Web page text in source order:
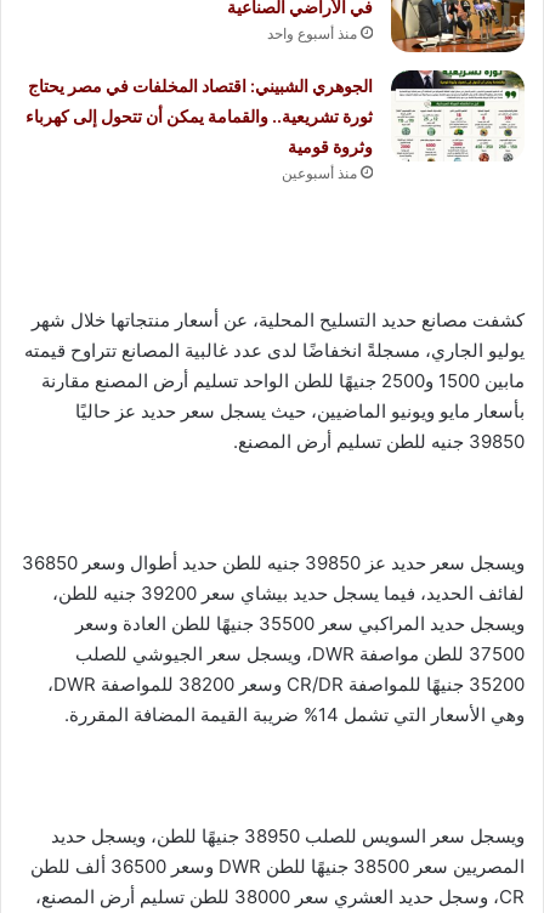
في الأراضي الصناعية
منذ أسبوع واحد
الجوهري الشبيني: اقتصاد المخلفات في مصر يحتاج
ثورة تشريعية.. والقمامة يمكن أن تتحول إلى كهرباء
وثروة قومية
منذ أسبوعين
كشفت مصانع حديد التسليح المحلية، عن أسعار منتجاتها خلال شهر
يوليو الجاري، مسجلةً انخفاضًا لدى عدد غالبية المصانع تتراوح قيمته
مابين 1500 و2500 جنيهًا للطن الواحد تسليم أرض المصنع مقارنة
بأسعار مايو ويونيو الماضيين، حيث يسجل سعر حديد عز حاليًا
39850 جنيه للطن تسليم أرض المصنع.
ويسجل سعر حديد عز 39850 جنيه للطن حديد أطوال وسعر 36850
لفائف الحديد، فيما يسجل حديد بيشاي سعر 39200 جنيه للطن،
ويسجل حديد المراكبي سعر 35500 جنيهًا للطن العادة وسعر
37500 للطن مواصفة DWR، ويسجل سعر الجيوشي للصلب
35200 جنيهًا للمواصفة CR/DR وسعر 38200 للمواصفة DWR،
وهي الأسعار التي تشمل 14% ضريبة القيمة المضافة المقررة.
ويسجل سعر السويس للصلب 38950 جنيهًا للطن، ويسجل حديد
المصريين سعر 38500 جنيهًا للطن DWR وسعر 36500 ألف للطن
CR، وسجل حديد العشري سعر 38000 للطن تسليم أرض المصنع،